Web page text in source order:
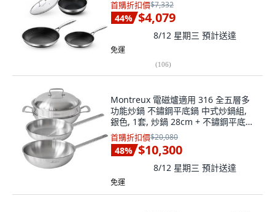
首購折扣價$7,332
44% $4,079
8/12 星期三 預計送達
免運
(106)
Montreux 電磁爐適用 316 全五層多
功能炒鍋 不鏽鋼平底鍋 中式炒鍋組,
銀色, 1套, 炒鍋 28cm + 不鏽鋼平底鍋
24cm + 不鏽鋼中式炒鍋 28cm
首購折扣價$20,080
48% $10,300
8/12 星期三 預計送達
免運